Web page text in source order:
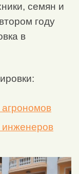
семян и
году
в